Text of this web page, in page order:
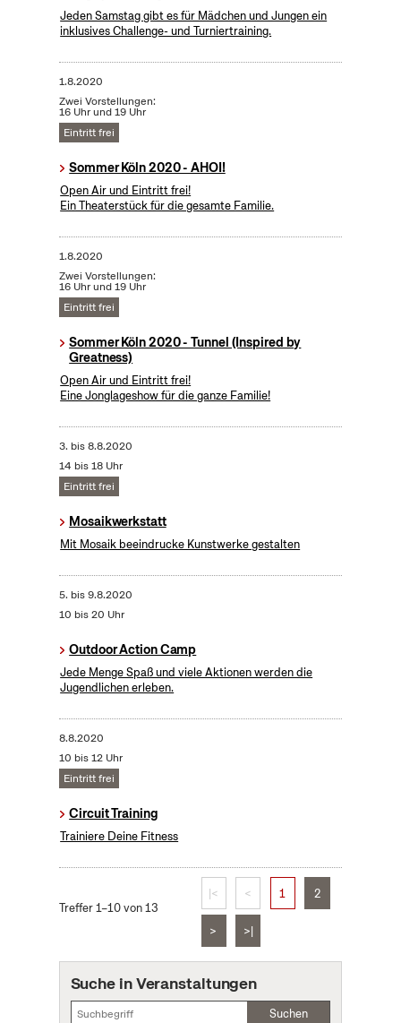
Jeden Samstag gibt es für Mädchen und Jungen ein
inklusives Challenge- und Turniertraining.
1.8.2020
Zwei Vorstellungen:
16 Uhr und 19 Uhr
Eintritt frei
Sommer Köln 2020 - AHOI!
Open Air und Eintritt frei!
Ein Theaterstück für die gesamte Familie.
1.8.2020
Zwei Vorstellungen:
16 Uhr und 19 Uhr
Eintritt frei
Sommer Köln 2020 - Tunnel (Inspired by
Greatness)
Open Air und Eintritt frei!
Eine Jonglageshow für die ganze Familie!
3. bis8.8.2020
14 bis 18 Uhr
Eintritt frei
Mosaikwerkstatt
Mit Mosaik beeindrucke Kunstwerke gestalten
5. bis9.8.2020
10 bis 20 Uhr
Outdoor Action Camp
Jede Menge Spaß und viele Aktionen werden die
Jugendlichen erleben.
8.8.2020
10 bis 12 Uhr
Eintritt frei
Circuit Training
Trainiere Deine Fitness
Treffer 1–10 von 13
|< < 1 2
> >|
Suche in Veranstaltungen
Suchen